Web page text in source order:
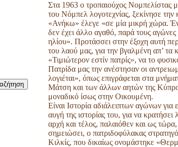
Στα 1963 ο τροπαιούχος Νομπελίστας
του Νόμπελ λογοτεχνίας, ξεκίνησε την
«Ανήκω» έλεγε «σε μία μικρή χώρα.
δεν έχει άλλο αγαθό, παρά τους
ηλίου». Προτάσσει στην έξοχη αυτή
του λαού μας, για την βγαλμένη απ’
«Τιμιώτερον εστίν πατρίς», να το
Πατρίδα μας την ανέστησαν οι
λογιέται», όπως επιγράφεται στα
Μάτση και των άλλων αητών της
μοναδικό ίσως στην Οικουμένη.
Είναι Ιστορία αδιάλειπτων αγώνων
αυγή της ιστορίας του, για να
αρχή και τέλος, παλαιόθεν και ως
σημειώσει, ο πατριδοφύλακας
Κιλκίς, που δικαίως ονομάστηκε